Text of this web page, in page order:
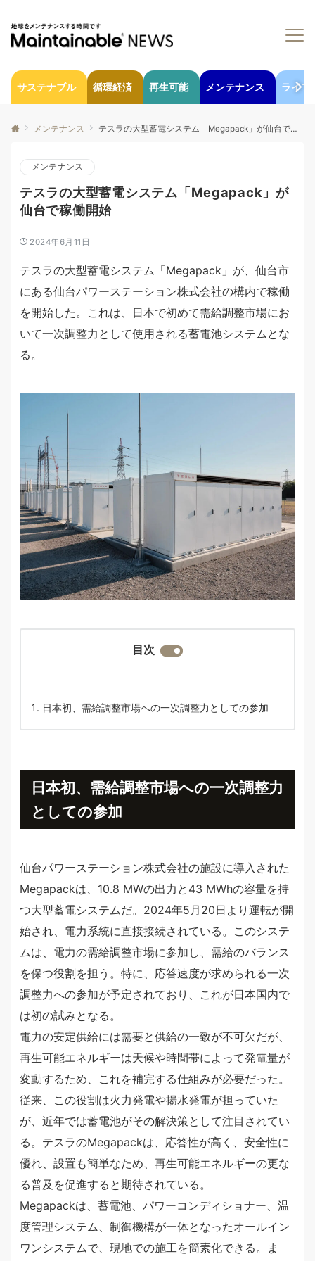
サステナブル 循環経済 再生可能 メンテナンス ライフ
メンテナンス テスラの大型蓄電システム「Megapack」が仙台で稼働開始
メンテナンス
テスラの大型蓄電システム「Megapack」が
仙台で稼働開始
2024年6月11日
テスラの大型蓄電システム「Megapack」が、仙台市
にある仙台パワーステーション株式会社の構内で稼働
を開始した。これは、日本で初めて需給調整市場にお
いて一次調整力として使用される蓄電池システムとな
る。
目次
日本初、需給調整市場への一次調整力としての参加
日本初、需給調整市場への一次調整力
としての参加
仙台パワーステーション株式会社の施設に導入された
Megapackは、10.8 MWの出力と43 MWhの容量を持
つ大型蓄電システムだ。2024年5月20日より運転が開
始され、電力系統に直接接続されている。このシステ
ムは、電力の需給調整市場に参加し、需給のバランス
を保つ役割を担う。特に、応答速度が求められる一次
調整力への参加が予定されており、これが日本国内で
は初の試みとなる。
電力の安定供給には需要と供給の一致が不可欠だが、
再生可能エネルギーは天候や時間帯によって発電量が
変動するため、これを補完する仕組みが必要だった。
従来、この役割は火力発電や揚水発電が担っていた
が、近年では蓄電池がその解決策として注目されてい
る。テスラのMegapackは、応答性が高く、安全性に
優れ、設置も簡単なため、再生可能エネルギーの更な
る普及を促進すると期待されている。
Megapackは、蓄電池、パワーコンディショナー、温
度管理システム、制御機構が一体となったオールイン
ワンシステムで、現地での施工を簡素化できる。ま